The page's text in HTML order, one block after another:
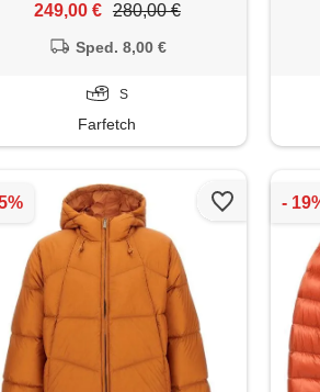
249,00 € 280,00 €
Sped. 8,00 €
S
Farfetch